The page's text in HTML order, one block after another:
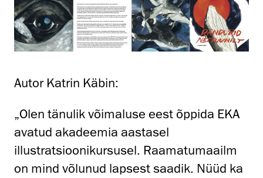
Autor Katrin Käbin:
„Olen tänulik võimaluse eest õppida EKA
avatud akadeemia aastasel
illustratsioonikursusel. Raamatumaailm
on mind võlunud lapsest saadik. Nüüd ka